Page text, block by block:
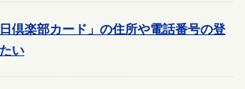
日倶楽部カード」の住所や電話番号の登
い